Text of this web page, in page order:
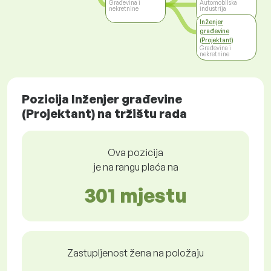
Građevina i
nekretnine
Automobilska
industrija
Inženjer
građevine
(Projektant)
Građevina i
nekretnine
Pozicija Inženjer građevine
(Projektant) na tržištu rada
Ova pozicija
je na rangu plaća na
301 mjestu
Zastupljenost žena na položaju